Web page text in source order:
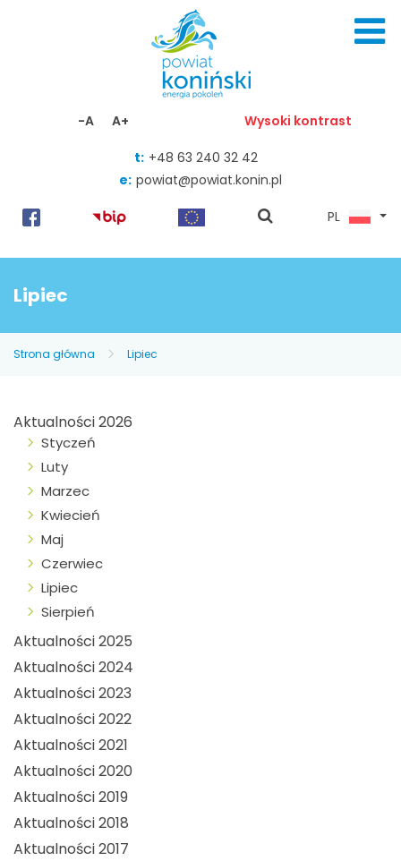
-A A+ Wysoki kontrast
t: +48 63 240 32 42
e: powiat@powiat.konin.pl
pokaż
PL
Lipiec
Strona główna Lipiec
Aktualności 2026
Styczeń
Luty
Marzec
Kwiecień
Maj
Czerwiec
Lipiec
Sierpień
Aktualności 2025
Aktualności 2024
Aktualności 2023
Aktualności 2022
Aktualności 2021
Aktualności 2020
Aktualności 2019
Aktualności 2018
Aktualności 2017